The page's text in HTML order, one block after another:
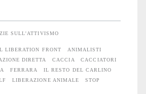
SULL'ATTIVISMO
LIBERATION FRONT
ANIMALISTI
DIRETTA CACCIA
CACCIATORI
FERRARA
IL RESTO DEL CARLINO
LIBERAZIONE ANIMALE
STOP